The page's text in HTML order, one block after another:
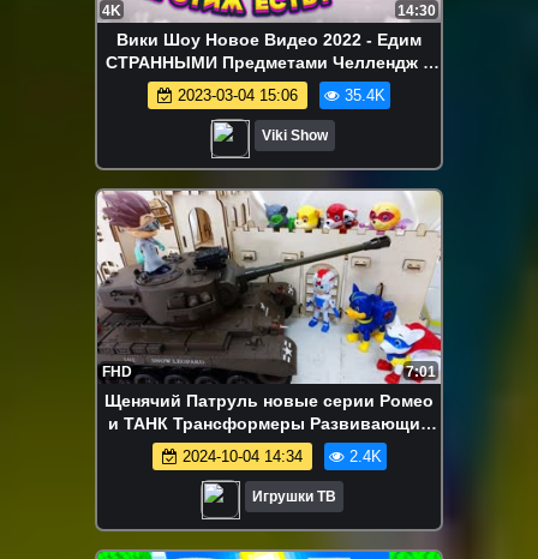
4K 14:30
Вики Шоу Новое Видео 2022 - Едим
СТРАННЫМИ Предметами Челлендж с
мамой / Вики Шоу
2023-03-04 15:06 35.4K
Viki Show
FHD 7:01
Щенячий Патруль новые серии Ромео
и ТАНК Трансформеры Развивающие
Мультики для детей Герои в Масках
2024-10-04 14:34 2.4K
Игрушки ТВ